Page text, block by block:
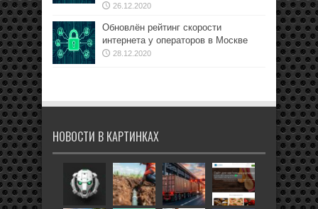
26.12.2020
Обновлён рейтинг скорости
интернета у операторов в Москве
28.12.2020
НОВОСТИ В КАРТИНКАХ